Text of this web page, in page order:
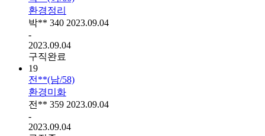
환경정리
박** 340 2023.09.04
-
2023.09.04
구직완료
19
전**(남/58)
환경미화
전** 359 2023.09.04
-
2023.09.04